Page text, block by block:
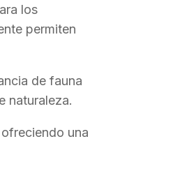
los
permiten
de fauna
naturaleza.
una